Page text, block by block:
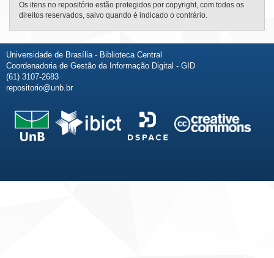
Os itens no repositório estão protegidos por copyright, com todos os
direitos reservados, salvo quando é indicado o contrário.
Universidade de Brasília - Biblioteca Central
Coordenadoria de Gestão da Informação Digital - GID
(61) 3107-2683
repositorio@unb.br